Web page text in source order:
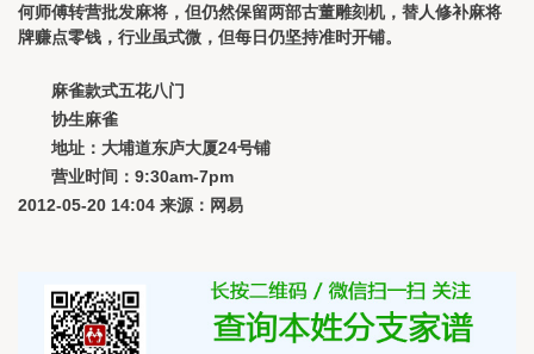
何师傅转营批发麻将，但仍然保留两部古董雕刻机，替人修补麻将
牌赚点零钱，行业虽式微，但每日仍坚持准时开铺。
麻雀款式五花八门
协生麻雀
地址：大埔道东庐大厦24号铺
营业时间：9:30am-7pm
2012-05-20 14:04 来源：网易